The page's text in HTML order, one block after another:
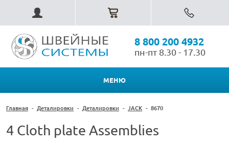
8 800 200 4932
пн-пт 8.30 - 17.30
МЕНЮ
Главная - Деталировки - Деталировки - JACK - 8670
4 Cloth plate Assemblies